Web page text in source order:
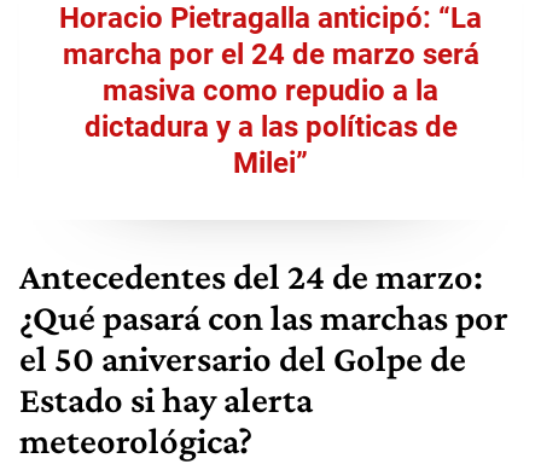
Horacio Pietragalla anticipó: “La
marcha por el 24 de marzo será
masiva como repudio a la
dictadura y a las políticas de
Milei”
Antecedentes del 24 de marzo:
¿Qué pasará con las marchas por
el 50 aniversario del Golpe de
Estado si hay alerta
meteorológica?